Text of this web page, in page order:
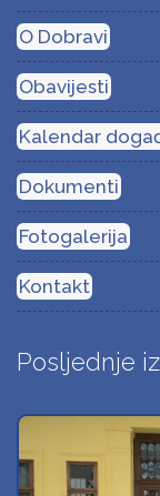
O Dobravi
Obavijesti
Kalendar
Dokumenti
Fotogalerija
Kontakt
Posljednje